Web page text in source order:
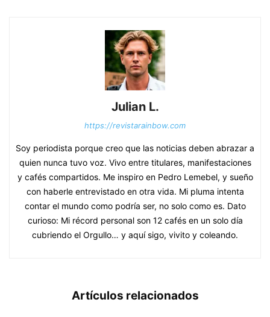
Julian L.
https://revistarainbow.com
Soy periodista porque creo que las noticias deben abrazar a
quien nunca tuvo voz. Vivo entre titulares, manifestaciones
y cafés compartidos. Me inspiro en Pedro Lemebel, y sueño
con haberle entrevistado en otra vida. Mi pluma intenta
contar el mundo como podría ser, no solo como es. Dato
curioso: Mi récord personal son 12 cafés en un solo día
cubriendo el Orgullo… y aquí sigo, vivito y coleando.
Artículos relacionados